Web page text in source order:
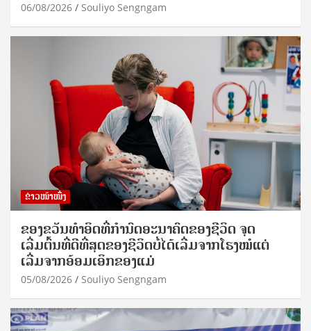
06/08/2026 Souliyo Sengngam
ຂ່າວໜ້າໜຶ່ງ
ຂອງຂວັນທໍາອິດທີ່ກໍານົດອະນາຄົດຂອງຊີວິດ ຈຸດ
ເລີ່ມຕົ້ນທີ່ດີທີ່ສຸດຂອງຊີວິດບໍ່ໄດ້ເລີ່ມຈາກໂຮງໝໍແຕ່
ເລີ່ມຈາກອ້ອມເອິກຂອງແມ່
05/08/2026 Souliyo Sengngam